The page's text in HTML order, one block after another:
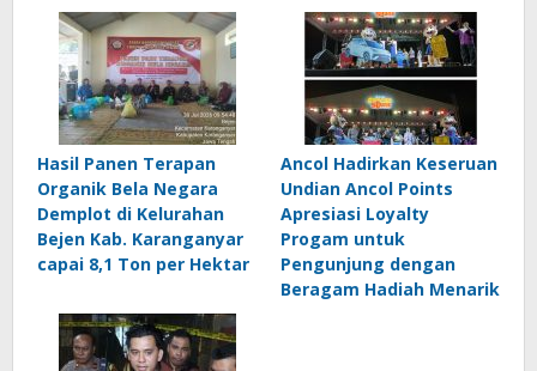
Hasil Panen Terapan
Organik Bela Negara
Demplot di Kelurahan
Bejen Kab. Karanganyar
capai 8,1 Ton per Hektar
Ancol Hadirkan Keseruan
Undian Ancol Points
Apresiasi Loyalty
Progam untuk
Pengunjung dengan
Beragam Hadiah Menarik